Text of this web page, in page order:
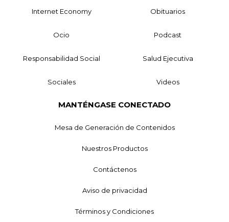
Internet Economy Obituarios
Ocio Podcast
Responsabilidad Social Salud Ejecutiva
Sociales Videos
MANTÉNGASE CONECTADO
Mesa de Generación de Contenidos
Nuestros Productos
Contáctenos
Aviso de privacidad
Términos y Condiciones